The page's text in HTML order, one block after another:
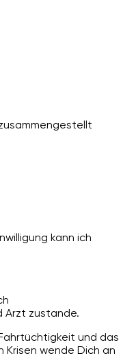
kann ich
Arzt zustande.
und das
wende Dich an